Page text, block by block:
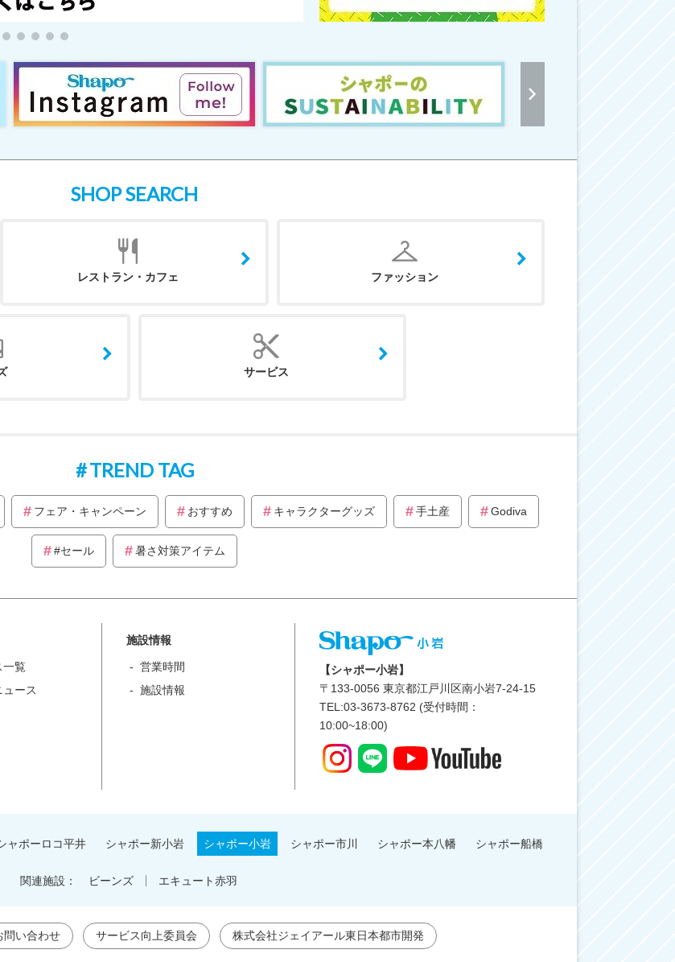
SHOP SEARCH
レストラン・カフェ ファッション
サービス
TREND TAG
フェア・キャンペーン おすすめ キャラクターグッズ 手土産 Godiva
#セール 暑さ対策アイテム
一覧
ース
施設情報
営業時間
施設情報
【シャポー小岩】
〒 133-0056 東京都江戸川区南小岩7-24-15
TEL:03-3673-8762 (受付時間：
10:00~18:00)
ャポーロコ平井 シャポー新小岩 シャポー小岩 シャポー市川 シャポー本八幡 シャポー船橋
関連施設： ビーンズ エキュート赤羽
問い合わせ サービス向上委員会 株式会社ジェイアール東日本都市開発